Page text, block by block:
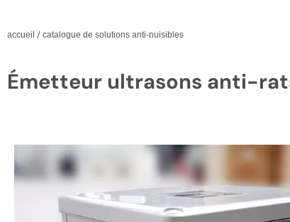
accueil / catalogue de solutions anti-nuisibles
Émetteur ultrasons anti-